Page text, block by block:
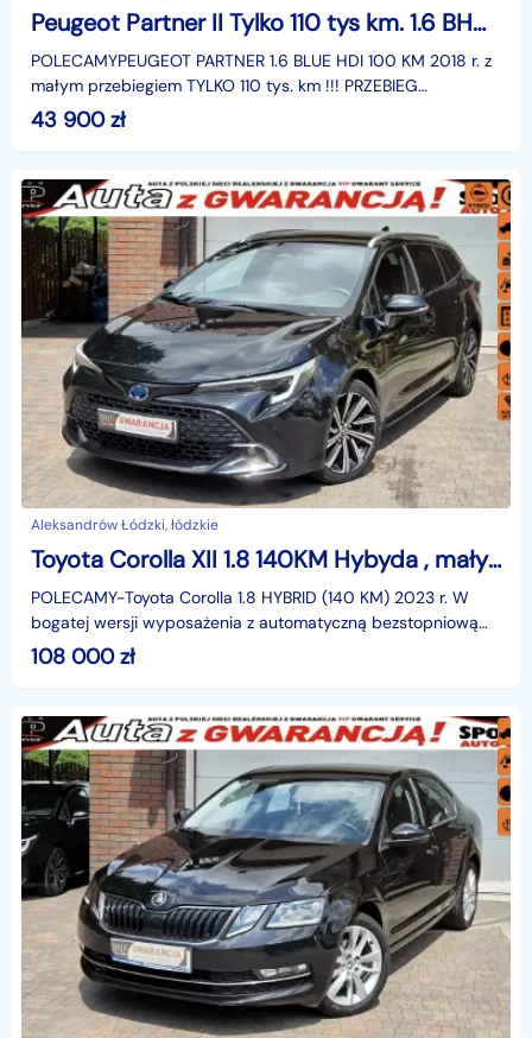
Peugeot Partner II Tylko 110 tys km. 1.6 BHDI 100 KM, SALON PL,I WŁ,Tempomat F.vat23%,
POLECAMYPEUGEOT PARTNER 1.6 BLUE HDI 100 KM 2018 r. z
małym przebiegiem TYLKO 110 tys. km !!! PRZEBIEG
RZECZYWISTY UDOKUMENTOWANY Kupiony w polskim
salonie,
43 900zł
Aleksandrów Łódzki, łódzkie
Toyota Corolla XII 1.8 140KM Hybyda , mały przebieg TYLKO 11 tys. km. Bogata wersja .
POLECAMY-Toyota Corolla 1.8 HYBRID (140 KM) 2023 r. W
bogatej wersji wyposażenia z automatyczną bezstopniową
skrzynią biegów, z bardzo małym rzeczywistym p
108 000zł